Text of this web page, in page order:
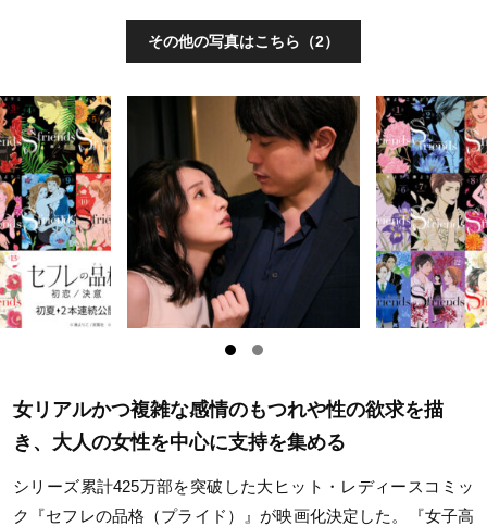
その他の写真はこちら（2）
女リアルかつ複雑な感情のもつれや性の欲求を描
き、大人の女性を中心に支持を集める
シリーズ累計425万部を突破した大ヒット・レディースコミッ
ク『セフレの品格（プライド）』が映画化決定した。『女子高